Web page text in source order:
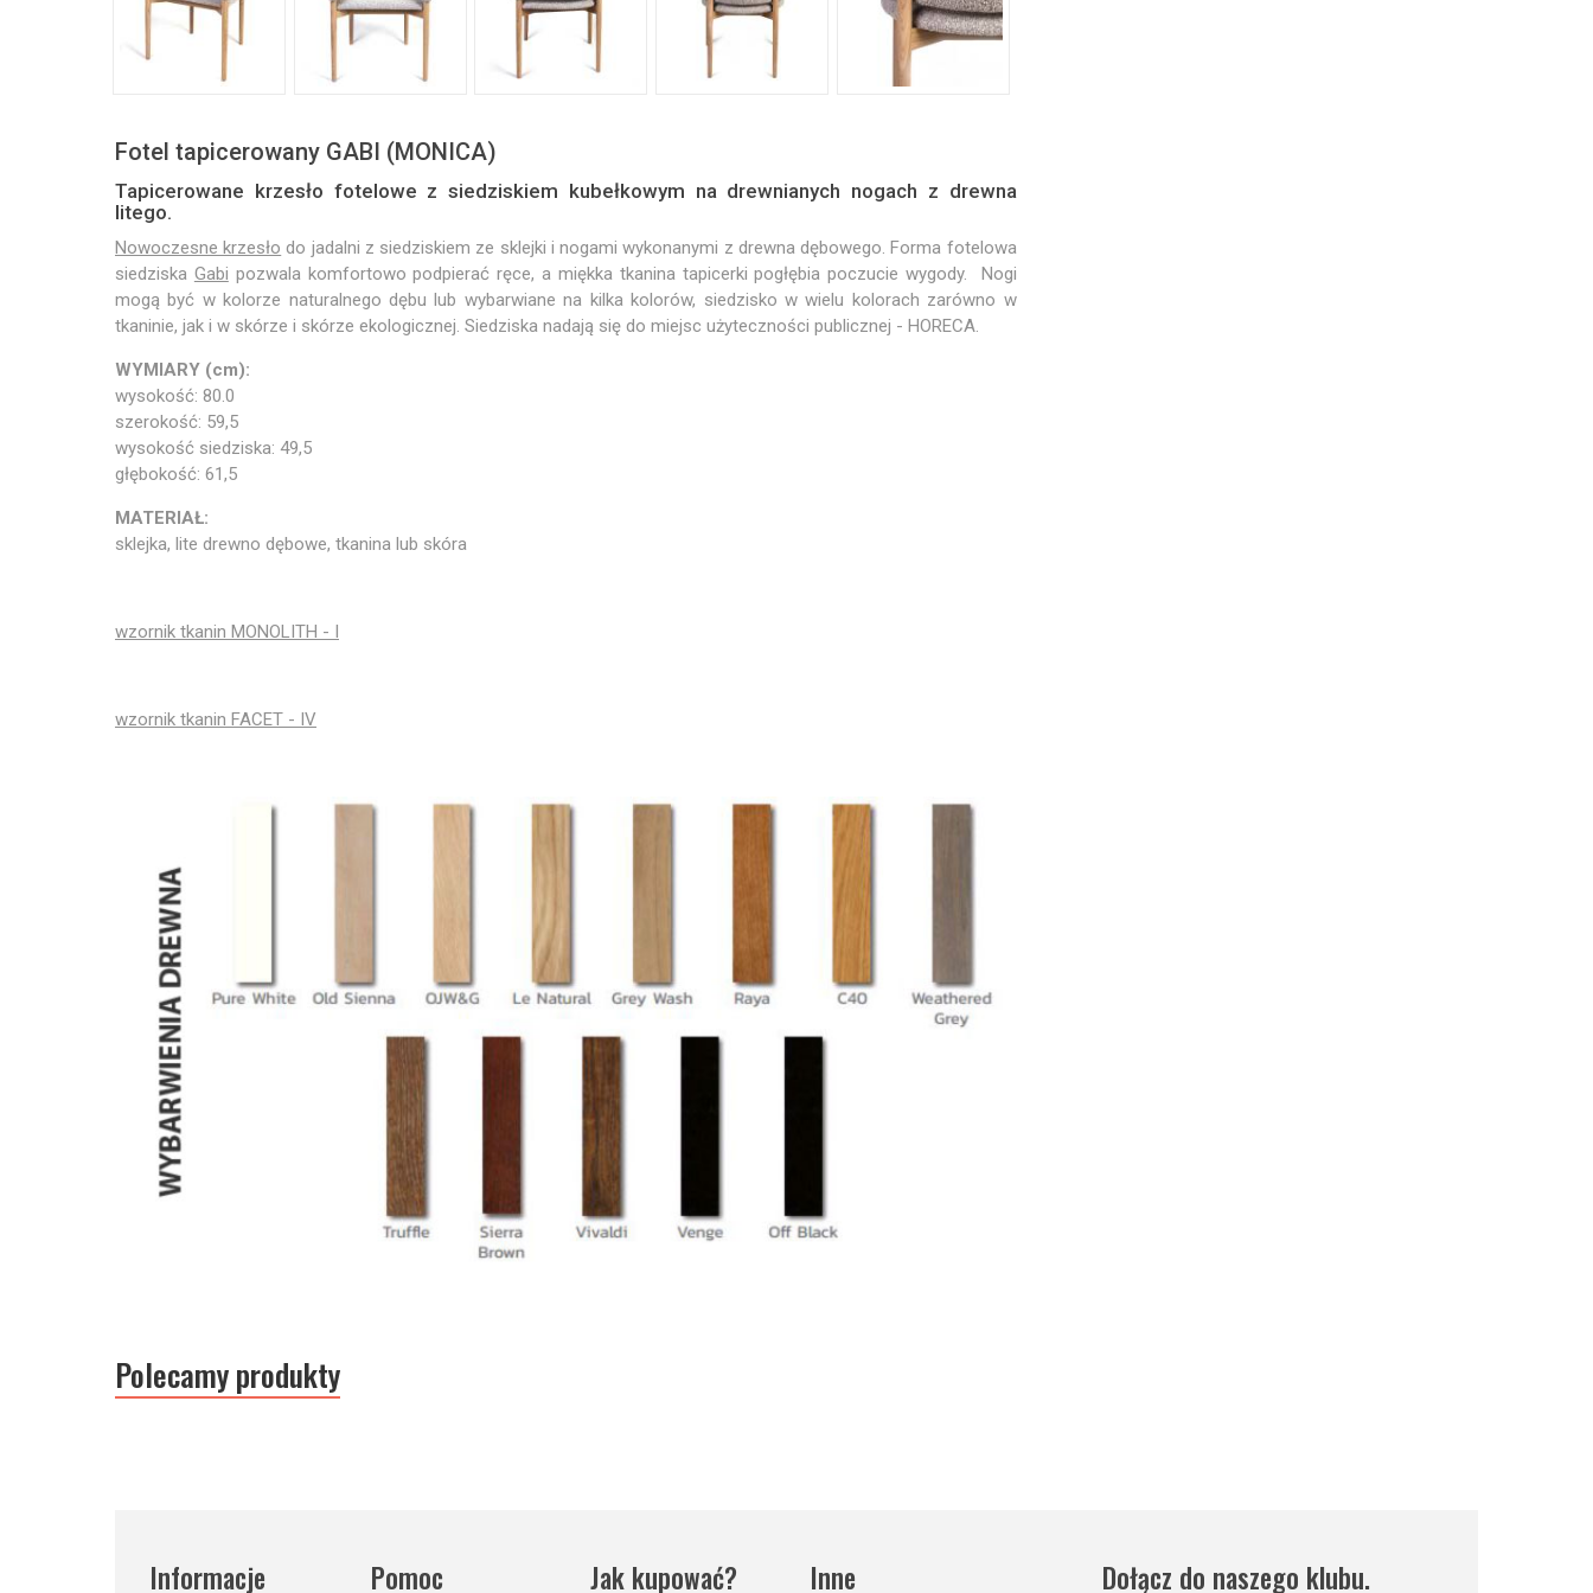
Fotel tapicerowany GABI (MONICA)
Tapicerowane krzesło fotelowe z siedziskiem kubełkowym na drewnianych nogach z drewna
litego.
Nowoczesne krzesło do jadalni z siedziskiem ze sklejki i nogami wykonanymi z drewna dębowego. Forma fotelowa
siedziska Gabi pozwala komfortowo podpierać ręce, a miękka tkanina tapicerki pogłębia poczucie wygody. Nogi
mogą być w kolorze naturalnego dębu lub wybarwiane na kilka kolorów, siedzisko w wielu kolorach zarówno w
tkaninie, jak i w skórze i skórze ekologicznej. Siedziska nadają się do miejsc użyteczności publicznej - HORECA.
WYMIARY (cm):
wysokość: 80.0
szerokość: 59,5
wysokość siedziska: 49,5
głębokość: 61,5
MATERIAŁ:
sklejka, lite drewno dębowe, tkanina lub skóra
wzornik tkanin MONOLITH - I
wzornik tkanin FACET - IV
Polecamy produkty
Informacje Pomoc Jak kupować? Inne Dołącz do naszego klubu.